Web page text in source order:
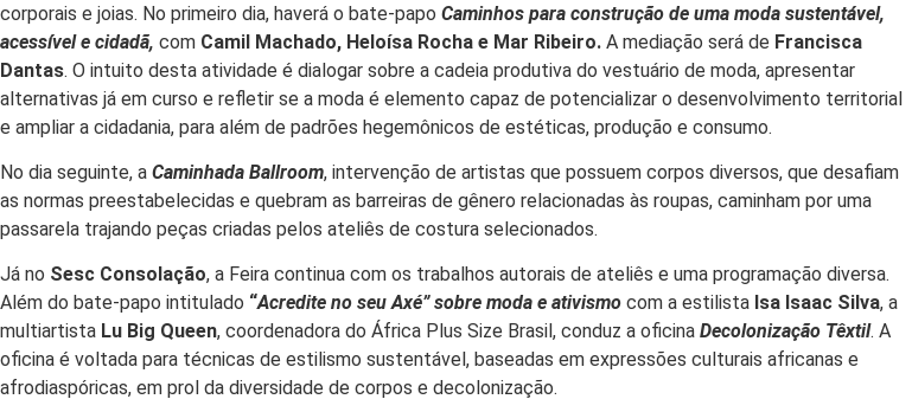
corporais e joias. No primeiro dia, haverá o bate-papo Caminhos para construção de uma moda sustentável,
acessível e cidadã, com Camil Machado, Heloísa Rocha e Mar Ribeiro. A mediação será de Francisca
Dantas. O intuito desta atividade é dialogar sobre a cadeia produtiva do vestuário de moda, apresentar
alternativas já em curso e refletir se a moda é elemento capaz de potencializar o desenvolvimento territorial
e ampliar a cidadania, para além de padrões hegemônicos de estéticas, produção e consumo.
No dia seguinte, a Caminhada Ballroom, intervenção de artistas que possuem corpos diversos, que desafiam
as normas preestabelecidas e quebram as barreiras de gênero relacionadas às roupas, caminham por uma
passarela trajando peças criadas pelos ateliês de costura selecionados.
Já no Sesc Consolação, a Feira continua com os trabalhos autorais de ateliês e uma programação diversa.
Além do bate-papo intitulado “Acredite no seu Axé” sobre moda e ativismo com a estilista Isa Isaac Silva, a
multiartista Lu Big Queen, coordenadora do África Plus Size Brasil, conduz a oficina Decolonização Têxtil. A
oficina é voltada para técnicas de estilismo sustentável, baseadas em expressões culturais africanas e
afrodiaspóricas, em prol da diversidade de corpos e decolonização.